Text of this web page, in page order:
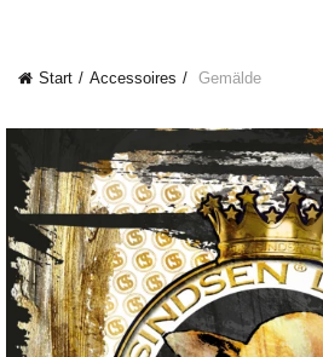
Start Accessoires Gemälde